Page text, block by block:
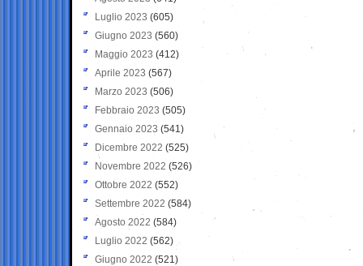
Luglio 2023 (605)
Giugno 2023 (560)
Maggio 2023 (412)
Aprile 2023 (567)
Marzo 2023 (506)
Febbraio 2023 (505)
Gennaio 2023 (541)
Dicembre 2022 (525)
Novembre 2022 (526)
Ottobre 2022 (552)
Settembre 2022 (584)
Agosto 2022 (584)
Luglio 2022 (562)
Giugno 2022 (521)